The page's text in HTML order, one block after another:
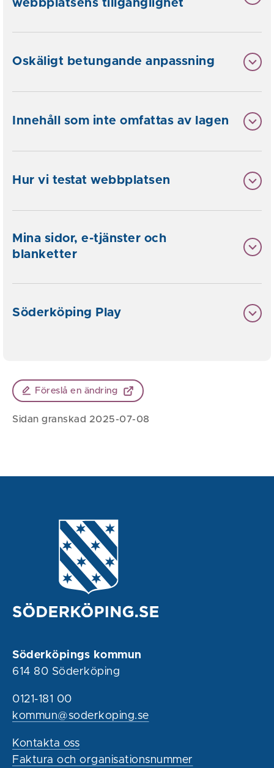
webbplatsens tillgänglighet
Oskäligt betungande anpassning
Innehåll som inte omfattas av lagen
Hur vi testat webbplatsen
Mina sidor, e-tjänster och
blanketter
Söderköping Play
Föreslå en ändring
Sidan granskad 2025-07-08
Söderköpings kommun
614 80 Söderköping
0121-181 00
kommun@soderkoping.se
Kontakta oss
Faktura och organisationsnummer